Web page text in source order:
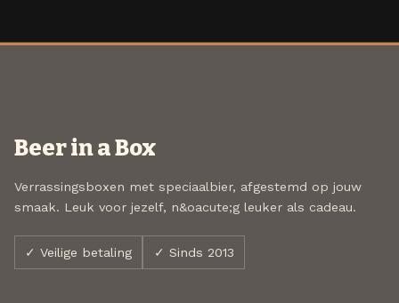
Beer in a Box
Verrassingsboxen met speciaalbier, afgestemd op jouw
smaak. Leuk voor jezelf, n&oacute;g leuker als cadeau.
✓ Veilige betaling ✓ Sinds 2013